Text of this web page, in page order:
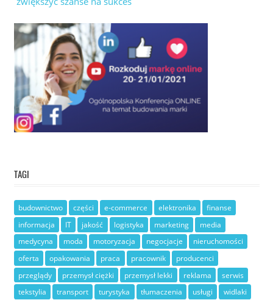
TAGI
budownictwo części e-commerce elektronika
finanse
informacja
IT jakość logistyka marketing
media
medycyna
moda motoryzacja negocjacje
nieruchomości
oferta
opakowania praca pracownik
producenci
przeglądy
przemysł ciężki przemysł lekki reklama
serwis
tekstylia
transport turystyka tłumaczenia usługi widlaki